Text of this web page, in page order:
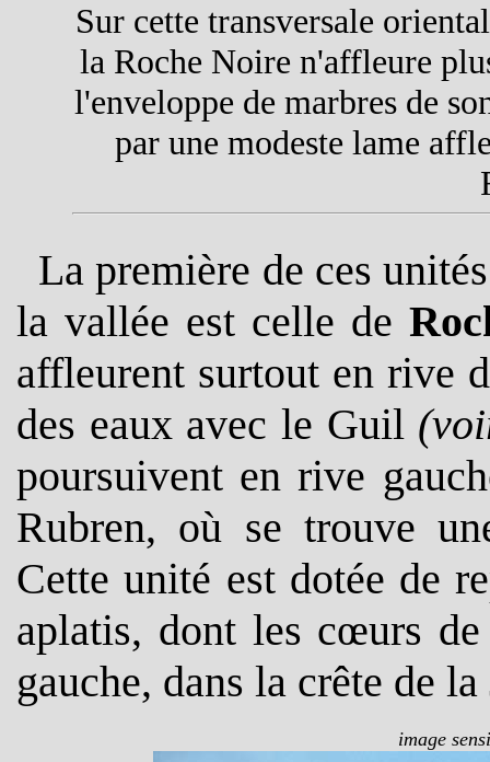
Sur cette transversale
la Roche Noire n'affleure
l'enveloppe de marbres de
par une modeste lame
La première de ces
la vallée est celle de
affleurent surtout en rive
des eaux avec le Guil
poursuivent en rive
Rubren, où se trouve
Cette unité est dotée de
aplatis, dont les cœurs
gauche, dans la crête de
image